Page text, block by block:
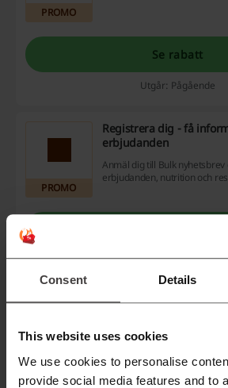
Consent Details
This website uses cookies
We use cookies to personalise
provide social media features and to
PROMO
Se rabatt
Utgår: Pågående
PROMO
Registrera dig - få
erbjudanden
Anmäl dig till Bulk nyhetsbrev
erbjudanden, nutrition och
Utgår: Pågående
PROMO
Gratis frakt hos Bulk
Få fri frakt när inköpet